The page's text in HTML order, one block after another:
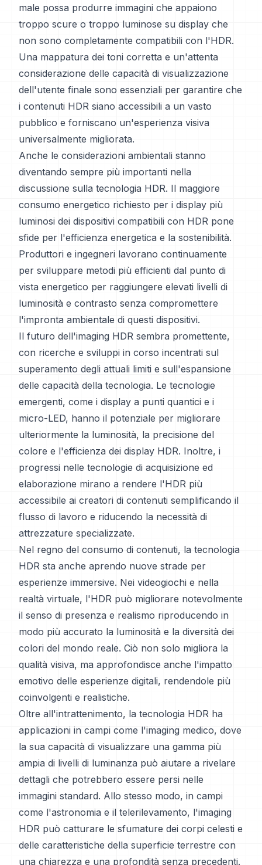
male possa produrre immagini che appaiono
troppo scure o troppo luminose su display che
non sono completamente compatibili con l'HDR.
Una mappatura dei toni corretta e un'attenta
considerazione delle capacità di visualizzazione
dell'utente finale sono essenziali per garantire che
i contenuti HDR siano accessibili a un vasto
pubblico e forniscano un'esperienza visiva
universalmente migliorata.
Anche le considerazioni ambientali stanno
diventando sempre più importanti nella
discussione sulla tecnologia HDR. Il maggiore
consumo energetico richiesto per i display più
luminosi dei dispositivi compatibili con HDR pone
sfide per l'efficienza energetica e la sostenibilità.
Produttori e ingegneri lavorano continuamente
per sviluppare metodi più efficienti dal punto di
vista energetico per raggiungere elevati livelli di
luminosità e contrasto senza compromettere
l'impronta ambientale di questi dispositivi.
Il futuro dell'imaging HDR sembra promettente,
con ricerche e sviluppi in corso incentrati sul
superamento degli attuali limiti e sull'espansione
delle capacità della tecnologia. Le tecnologie
emergenti, come i display a punti quantici e i
micro-LED, hanno il potenziale per migliorare
ulteriormente la luminosità, la precisione del
colore e l'efficienza dei display HDR. Inoltre, i
progressi nelle tecnologie di acquisizione ed
elaborazione mirano a rendere l'HDR più
accessibile ai creatori di contenuti semplificando il
flusso di lavoro e riducendo la necessità di
attrezzature specializzate.
Nel regno del consumo di contenuti, la tecnologia
HDR sta anche aprendo nuove strade per
esperienze immersive. Nei videogiochi e nella
realtà virtuale, l'HDR può migliorare notevolmente
il senso di presenza e realismo riproducendo in
modo più accurato la luminosità e la diversità dei
colori del mondo reale. Ciò non solo migliora la
qualità visiva, ma approfondisce anche l'impatto
emotivo delle esperienze digitali, rendendole più
coinvolgenti e realistiche.
Oltre all'intrattenimento, la tecnologia HDR ha
applicazioni in campi come l'imaging medico, dove
la sua capacità di visualizzare una gamma più
ampia di livelli di luminanza può aiutare a rivelare
dettagli che potrebbero essere persi nelle
immagini standard. Allo stesso modo, in campi
come l'astronomia e il telerilevamento, l'imaging
HDR può catturare le sfumature dei corpi celesti e
delle caratteristiche della superficie terrestre con
una chiarezza e una profondità senza precedenti.